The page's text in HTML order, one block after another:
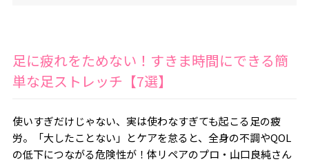
足に疲れをためない！すきま時間にできる簡
単な足ストレッチ【7選】
使いすぎだけじゃない、実は使わなすぎても起こる足の疲
労。「大したことない」とケアを怠ると、全身の不調やQOL
の低下につながる危険性が！体リペアのプロ・山口良純さん